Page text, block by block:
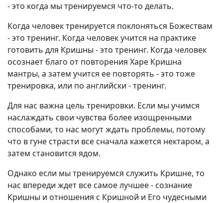
- это когда мы тренируемся что-то делать.
Когда человек тренируется поклоняться Божествам
- это тренинг. Когда человек учится на практике
готовить для Кришны - это тренинг. Когда человек
осознает благо от повторения Харе Кришна
мантры, а затем учится ее повторять - это тоже
тренировка, или по английски - тренинг.
Для нас важна цель тренировки. Если мы учимся
наслаждать свои чувства более изощренными
способами, то нас могут ждать проблемы, потому
что в гуне страсти все сначала кажется нектаром, а
затем становится ядом.
Однако если мы тренируемся служить Кришне, то
нас впереди ждет все самое лучшее - сознание
Кришны и отношения с Кришной и Его чудесными